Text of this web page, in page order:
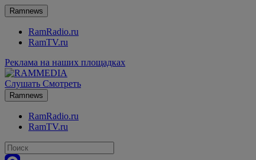
Ramnews
RamRadio.ru
RamTV.ru
Реклама на наших площадках
Слушать Смотреть
Ramnews
RamRadio.ru
RamTV.ru